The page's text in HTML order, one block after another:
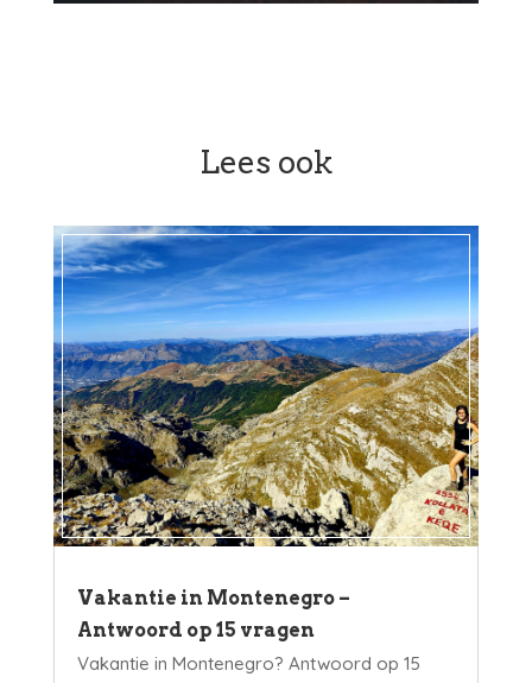
Lees ook
Vakantie in Montenegro –
Antwoord op 15 vragen
Vakantie in Montenegro? Antwoord op 15